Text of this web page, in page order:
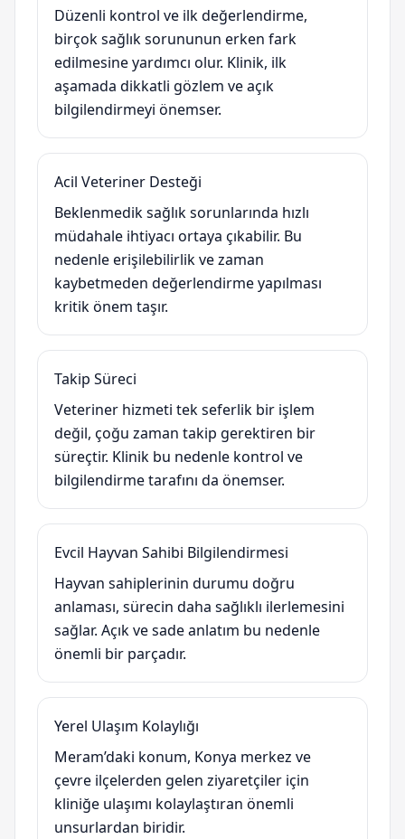
Düzenli kontrol ve ilk değerlendirme,
birçok sağlık sorununun erken fark
edilmesine yardımcı olur. Klinik, ilk
aşamada dikkatli gözlem ve açık
bilgilendirmeyi önemser.
Acil Veteriner Desteği
Beklenmedik sağlık sorunlarında hızlı
müdahale ihtiyacı ortaya çıkabilir. Bu
nedenle erişilebilirlik ve zaman
kaybetmeden değerlendirme yapılması
kritik önem taşır.
Takip Süreci
Veteriner hizmeti tek seferlik bir işlem
değil, çoğu zaman takip gerektiren bir
süreçtir. Klinik bu nedenle kontrol ve
bilgilendirme tarafını da önemser.
Evcil Hayvan Sahibi Bilgilendirmesi
Hayvan sahiplerinin durumu doğru
anlaması, sürecin daha sağlıklı ilerlemesini
sağlar. Açık ve sade anlatım bu nedenle
önemli bir parçadır.
Yerel Ulaşım Kolaylığı
Meram’daki konum, Konya merkez ve
çevre ilçelerden gelen ziyaretçiler için
kliniğe ulaşımı kolaylaştıran önemli
unsurlardan biridir.